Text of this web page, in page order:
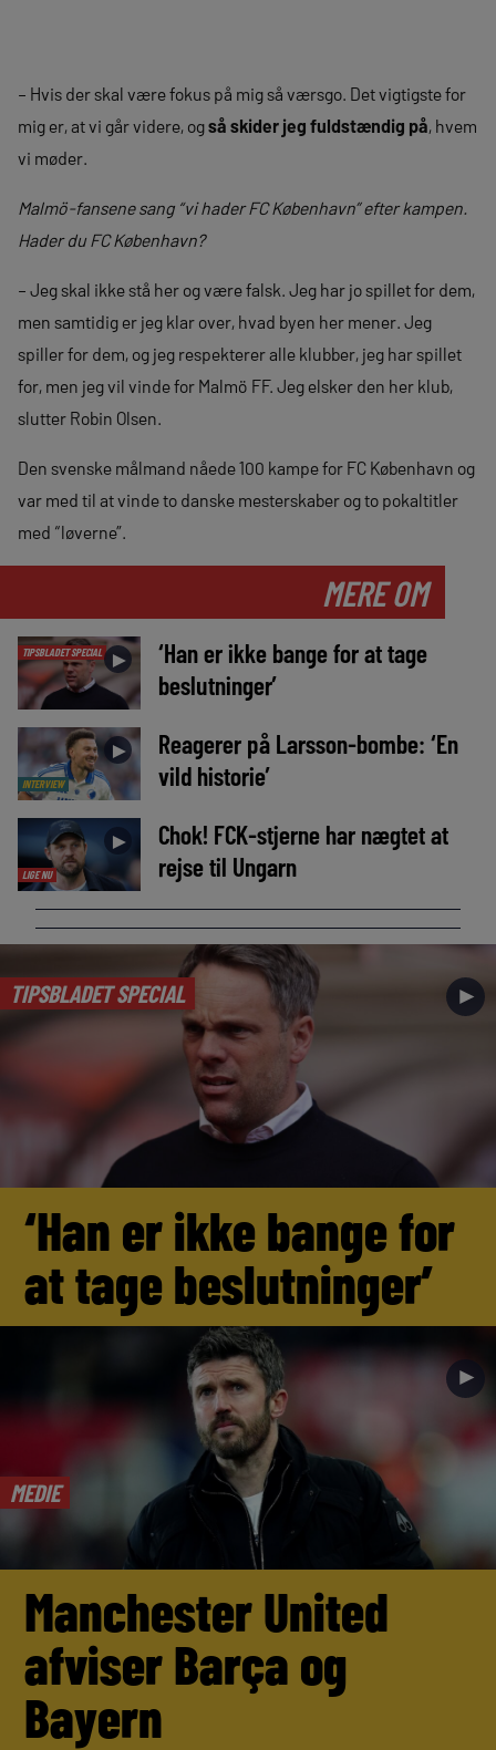
– Hvis der skal være fokus på mig så værsgo. Det vigtigste for
mig er, at vi går videre, også skider jeg fuldstændig på, hvem
vi møder.
Malmö-fansene sang “vi hader FC København” efter kampen.
Hader du FC København?
– Jeg skal ikke stå her og være falsk. Jeg har jo spillet for dem,
men samtidig er jeg klar over, hvad byen her mener. Jeg
spiller for dem, og jeg respekterer alle klubber, jeg har spillet
for, men jeg vil vinde for Malmö FF. Jeg elsker den her klub,
slutter Robin Olsen.
Den svenske målmand nåede 100 kampe for FC København og
var med til at vinde to danske mesterskaber og to pokaltitler
med “løverne”.
MERE OM
TIPSBLADET SPECIAL ►
‘Han er ikke bange for at tage
beslutninger’
INTERVIEW
►
Reagerer på Larsson-bombe: ‘En
vild historie’
LIGE NU
►
Chok! FCK-stjerne har nægtet at
rejse til Ungarn
TIPSBLADET SPECIAL ►
‘Han er ikke bange for
at tage beslutninger’
MEDIE
►
Manchester United
afviser Barça og
Bayern